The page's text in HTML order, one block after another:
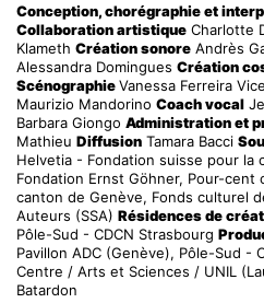
Conception, chorégraphie et
Collaboration artistique Charlotte
Klameth Création sonore Andrès
Alessandra Domingues Création
ScénographieVanessa Ferreira
Maurizio Mandorino Coach vocal
Barbara Giongo Administration et
Mathieu Diffusion Tamara Bacci
Helvetia - Fondation suisse pour la
Fondation Ernst Göhner, Pour-
canton de Genève, Fonds culturel
Auteurs (SSA) Résidences de
Pôle-Sud - CDCN Strasbourg
Pavillon ADC (Genève), Pôle-Sud -
Centre / Arts et Sciences / UNIL
Batardon